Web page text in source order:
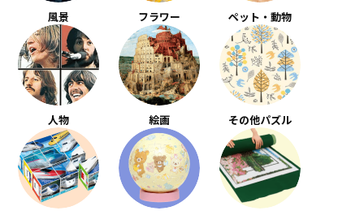
風景 フラワー ペット・動物
人物 絵画 その他パズル